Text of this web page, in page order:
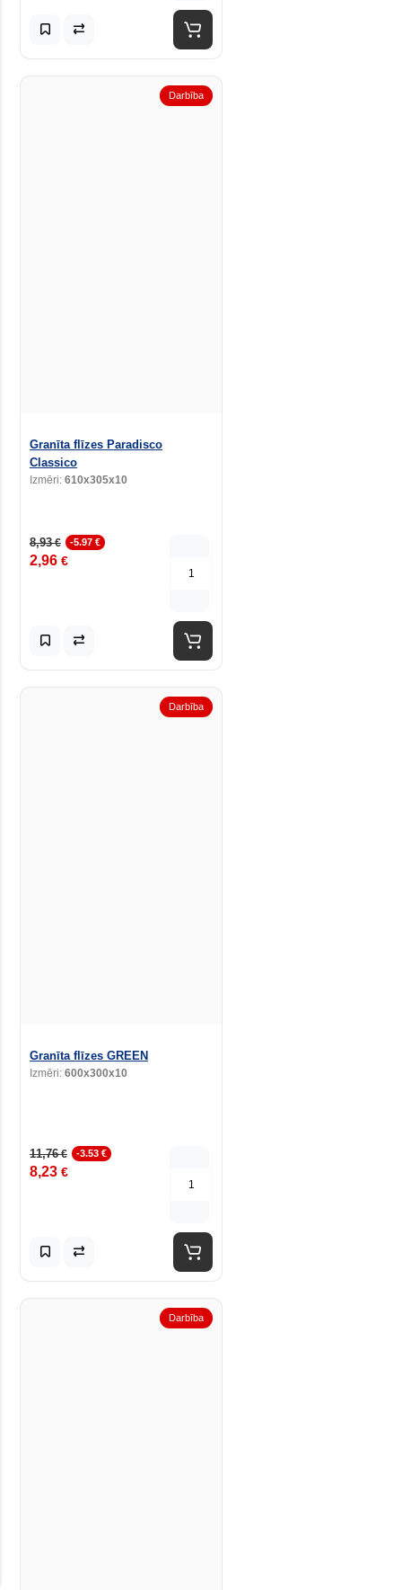
Darbība
Granīta flīzes Paradisco
Classico
Izmēri: 610x305x10
8,93€ -5.97 €
2,96 €
Darbība
Granīta flīzes GREEN
Izmēri: 600x300x10
11,76€ -3.53 €
8,23 €
Darbība